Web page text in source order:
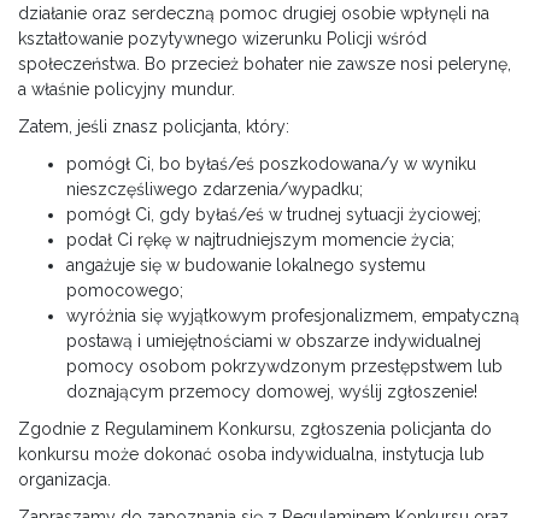
działanie oraz serdeczną pomoc drugiej osobie wpłynęli na
kształtowanie pozytywnego wizerunku Policji wśród
społeczeństwa. Bo przecież bohater nie zawsze nosi pelerynę,
a właśnie policyjny mundur.
Zatem, jeśli znasz policjanta, który:
pomógł Ci, bo byłaś/eś poszkodowana/y w wyniku
nieszczęśliwego zdarzenia/wypadku;
pomógł Ci, gdy byłaś/eś w trudnej sytuacji życiowej;
podał Ci rękę w najtrudniejszym momencie życia;
angażuje się w budowanie lokalnego systemu
pomocowego;
wyróżnia się wyjątkowym profesjonalizmem, empatyczną
postawą i umiejętnościami w obszarze indywidualnej
pomocy osobom pokrzywdzonym przestępstwem lub
doznającym przemocy domowej, wyślij zgłoszenie!
Zgodnie z Regulaminem Konkursu, zgłoszenia policjanta do
konkursu może dokonać osoba indywidualna, instytucja lub
organizacja.